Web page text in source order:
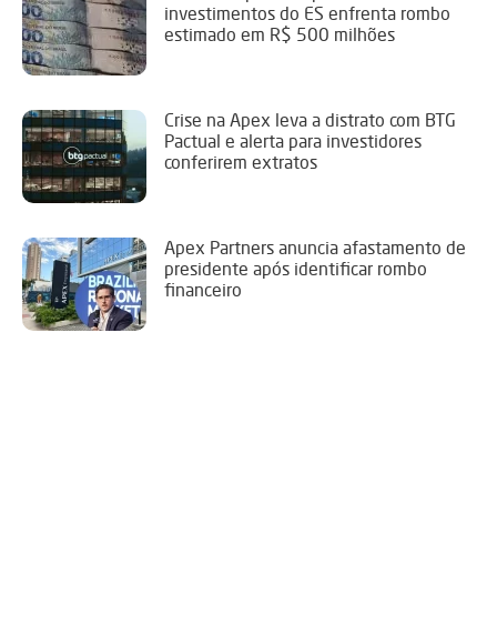
investimentos do ES enfrenta rombo
estimado em R$ 500 milhões
Crise na Apex leva a distrato com BTG
Pactual e alerta para investidores
conferirem extratos
Apex Partners anuncia afastamento de
presidente após identificar rombo
financeiro